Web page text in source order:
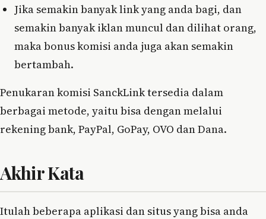
Jika semakin banyak link yang anda bagi, dan
semakin banyak iklan muncul dan dilihat orang,
maka bonus komisi anda juga akan semakin
bertambah.
Penukaran komisi SanckLink tersedia dalam
berbagai metode, yaitu bisa dengan melalui
rekening bank, PayPal, GoPay, OVO dan Dana.
Akhir Kata
Itulah beberapa aplikasi dan situs yang bisa anda